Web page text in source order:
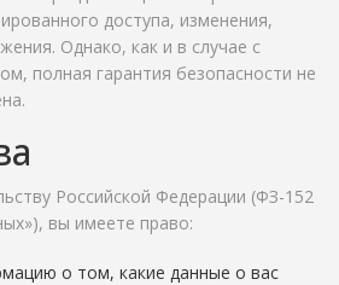
доступа, изменения,
Однако, как и в случае с
полная гарантия безопасности не
Российской Федерации (ФЗ-152
вы имеете право:
о том, какие данные о вас